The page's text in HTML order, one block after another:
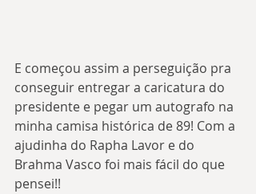
E começou assim a perseguição pra
conseguir entregar a caricatura do
presidente e pegar um autografo na
minha camisa histórica de 89! Com a
ajudinha do Rapha Lavor e do
Brahma Vasco foi mais fácil do que
pensei!!